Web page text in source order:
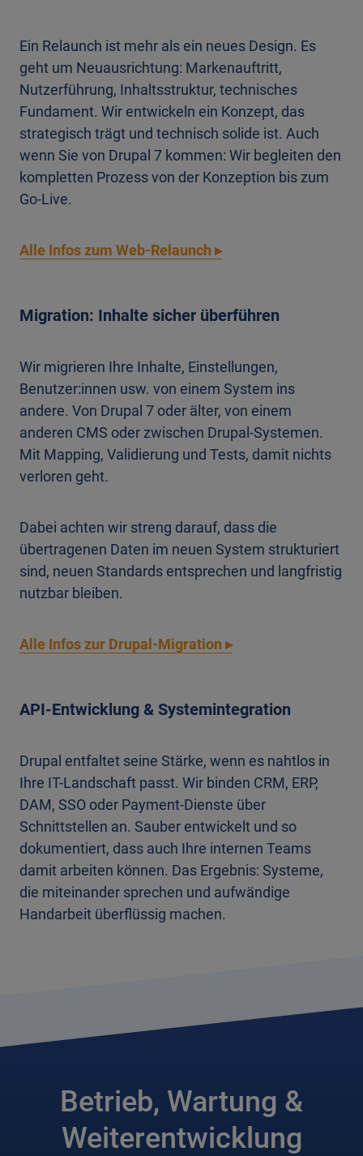
Ein Relaunch ist mehr als ein neues Design. Es
geht um Neuausrichtung: Markenauftritt,
Nutzerführung, Inhaltsstruktur, technisches
Fundament. Wir entwickeln ein Konzept, das
strategisch trägt und technisch solide ist. Auch
wenn Sie von Drupal 7 kommen: Wir begleiten den
kompletten Prozess von der Konzeption bis zum
Go-Live.
Alle Infos zum Web-Relaunch ▸
Migration: Inhalte sicher überführen
Wir migrieren Ihre Inhalte, Einstellungen,
Benutzer:innen usw. von einem System ins
andere. Von Drupal 7 oder älter, von einem
anderen CMS oder zwischen Drupal-Systemen.
Mit Mapping, Validierung und Tests, damit nichts
verloren geht.
Dabei achten wir streng darauf, dass die
übertragenen Daten im neuen System strukturiert
sind, neuen Standards entsprechen und langfristig
nutzbar bleiben.
Alle Infos zur Drupal-Migration ▸
API-Entwicklung & Systemintegration
Drupal entfaltet seine Stärke, wenn es nahtlos in
Ihre IT-Landschaft passt. Wir binden CRM, ERP,
DAM, SSO oder Payment-Dienste über
Schnittstellen an. Sauber entwickelt und so
dokumentiert, dass auch Ihre internen Teams
damit arbeiten können. Das Ergebnis: Systeme,
die miteinander sprechen und aufwändige
Handarbeit überflüssig machen.
Betrieb, Wartung &
Weiterentwicklung